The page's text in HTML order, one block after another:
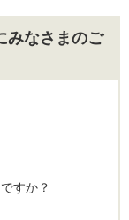
みなさまのご
すか？